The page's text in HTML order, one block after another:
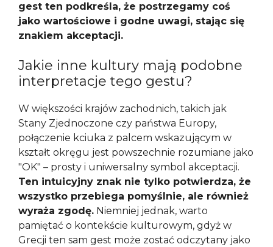
gest ten podkreśla, że postrzegamy coś
jako wartościowe i godne uwagi, stając się
znakiem akceptacji.
Jakie inne kultury mają podobne
interpretacje tego gestu?
W większości krajów zachodnich, takich jak
Stany Zjednoczone czy państwa Europy,
połączenie kciuka z palcem wskazującym w
kształt okręgu jest powszechnie rozumiane jako
"OK" – prosty i uniwersalny symbol akceptacji.
Ten intuicyjny znak nie tylko potwierdza, że
wszystko przebiega pomyślnie, ale również
wyraża zgodę. Niemniej jednak, warto
pamiętać o kontekście kulturowym, gdyż w
Grecji ten sam gest może zostać odczytany jako